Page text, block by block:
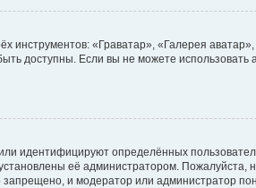
«Граватар», «Галерея
доступны. Если вы не можете
идентифицируют определённых
её администратором.
и модератор или администратор